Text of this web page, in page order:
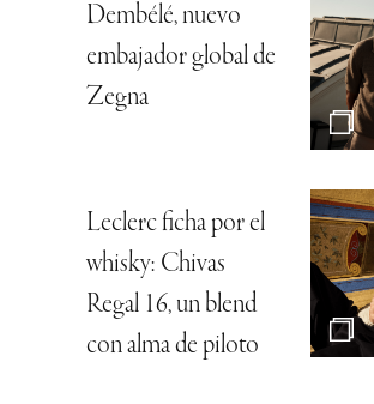
Dembélé, nuevo
embajador global de
Zegna
Leclerc ficha por el
whisky: Chivas
Regal 16, un blend
con alma de piloto